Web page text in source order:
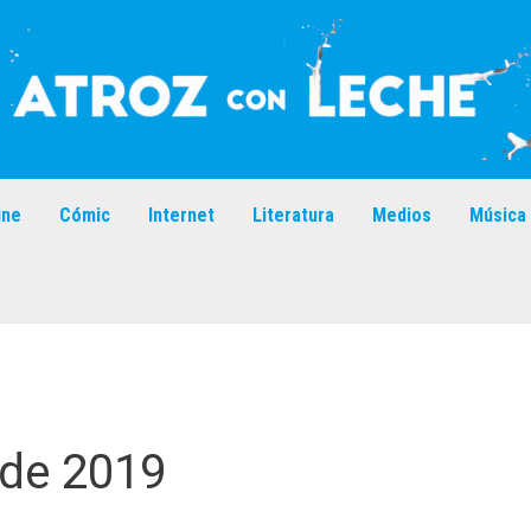
Cómic Internet Literatura Medios Música
2019